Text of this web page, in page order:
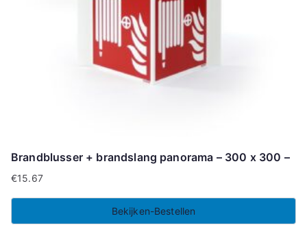
Brandblusser + brandslang panorama – 300 x 300 –
€15.67
Bekijken-Bestellen